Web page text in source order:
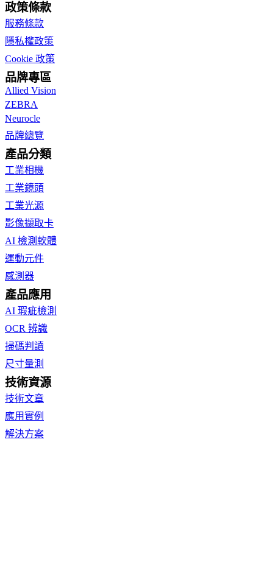
政策條款
服務條款
隱私權政策
Cookie 政策
品牌專區
Allied Vision
ZEBRA
Neurocle
品牌總覽
產品分類
工業相機
工業鏡頭
工業光源
影像擷取卡
AI 檢測軟體
運動元件
感測器
產品應用
AI 瑕疵檢測
OCR 辨識
掃碼判讀
尺寸量測
技術資源
技術文章
應用實例
解決方案